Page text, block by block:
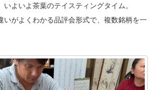
いよいよ茶葉のテイスティングタイム。
いがよくわかる品評会形式で、複数銘柄を一